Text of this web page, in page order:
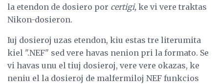
la etendon de dosiero por certigi, ke vi vere traktas
Nikon-dosieron.
Iuj dosieroj uzas etendon, kiu estas tre literumita
kiel ".NEF" sed vere havas nenion pri la formato. Se
vi havas unu el tiuj dosieroj, vere vere okazas, ke
neniu el la dosieroj de malfermiloj NEF funkcios